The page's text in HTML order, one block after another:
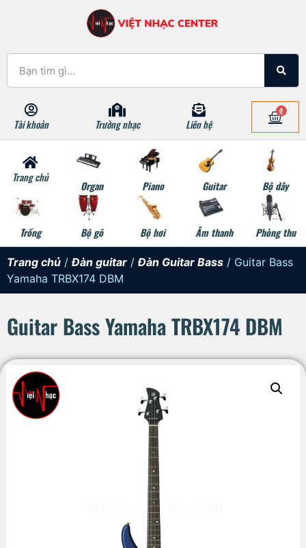
Tài khoản Trường nhạc Liên hệ
0
Trang chủ
Organ Piano Guitar Bộ dây
Trống Bộ gõ Bộ hơi Âm thanh Phòng thu
Trang chủ /Đàn guitar /Đàn Guitar Bass / Guitar Bass
Yamaha TRBX174 DBM
Guitar Bass Yamaha TRBX174 DBM